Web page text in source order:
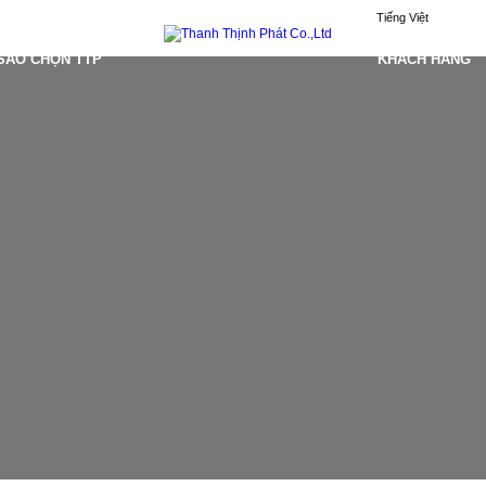
Tiếng Việt
CHỌN TTP KHÁCH HÀNG